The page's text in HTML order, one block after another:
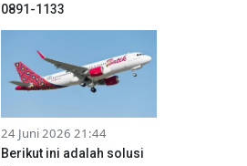
0891-1133
24 Juni 2026 21:44
Berikut ini adalah solusi